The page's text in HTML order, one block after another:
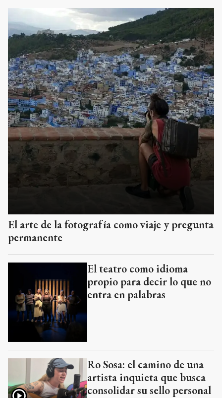
El arte de la fotografía como viaje y pregunta
permanente
El teatro como idioma
propio para decir lo que no
entra en palabras
Ro Sosa: el camino de una
artista inquieta que busca
consolidar su sello personal